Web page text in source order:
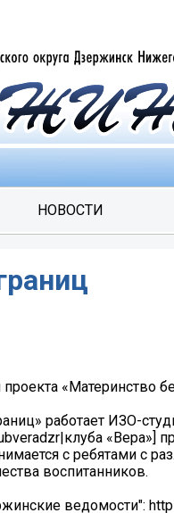
НОВОСТИ
«Материнство
работает ИЗО-
«Вера»]
с ребятами с
воспитанников.
ведомости":